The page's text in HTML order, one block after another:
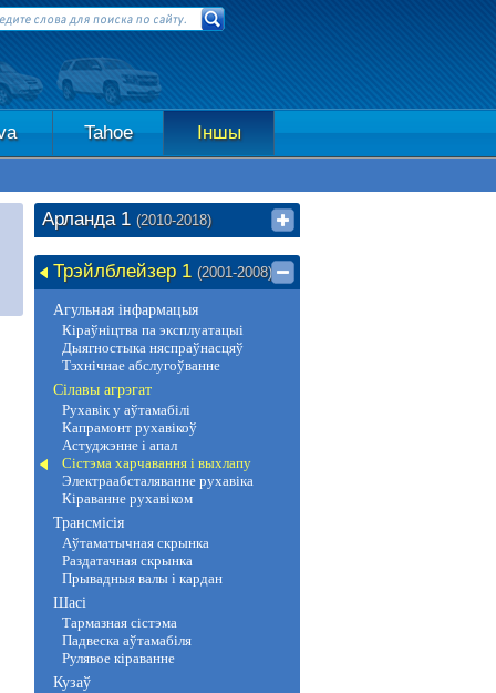
Tahoe Іншы
Арланда 1 (2010-2018)
Трэйлблейзер 1 (2001-2008)
Агульная інфармацыя
Кіраўніцтва па эксплуатацыі
Дыягностыка няспраўнасцяў
Тэхнічнае абслугоўванне
Сілавы агрэгат
Рухавік у аўтамабілі
Капрамонт рухавікоў
Астуджэнне і апал
Сістэма харчавання і выхлапу
Электраабсталяванне рухавіка
Кіраванне рухавіком
Трансмісія
Аўтаматычная скрынка
Раздатачная скрынка
Прывадныя валы і кардан
Шасі
Тармазная сістэма
Падвеска аўтамабіля
Рулявое кіраванне
Кузаў